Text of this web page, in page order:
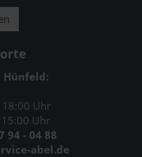
Hünfeld:
Uhr
Uhr
94 - 04 88
abel.de